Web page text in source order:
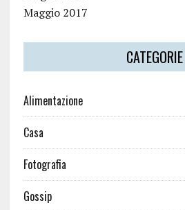
Maggio 2017
CATEGORIE
Alimentazione
Casa
Fotografia
Gossip